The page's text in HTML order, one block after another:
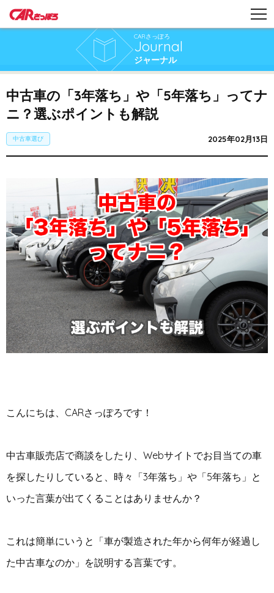
CARさっぽろ
Journal
ジャーナル
中古車の「3年落ち」や「5年落ち」ってナ
ニ？選ぶポイントも解説
中古車選び 2025年02月13日
こんにちは、CARさっぽろです！
中古車販売店で商談をしたり、Webサイトでお目当ての車
を探したりしていると、時々「3年落ち」や「5年落ち」と
いった言葉が出てくることはありませんか？
これは簡単にいうと「車が製造された年から何年が経過し
た中古車なのか」を説明する言葉です。